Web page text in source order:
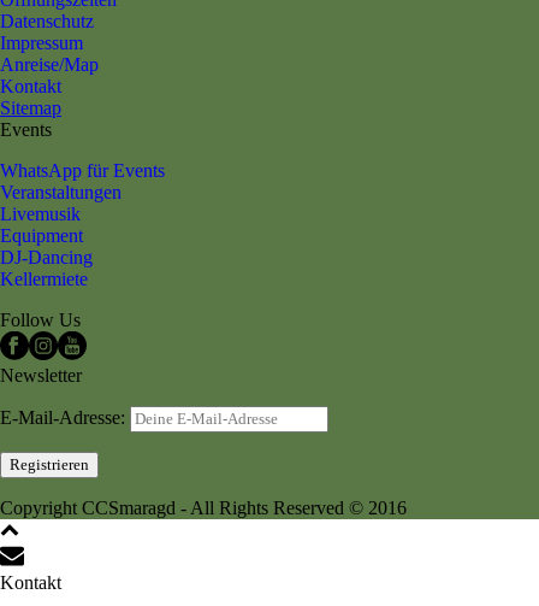
Datenschutz
Impressum
Anreise/Map
Kontakt
Sitemap
Events
WhatsApp für Events
Veranstaltungen
Livemusik
Equipment
DJ-Dancing
Kellermiete
Follow Us
Newsletter
E-Mail-Adresse:
Copyright CCSmaragd - All Rights Reserved © 2016
Kontakt